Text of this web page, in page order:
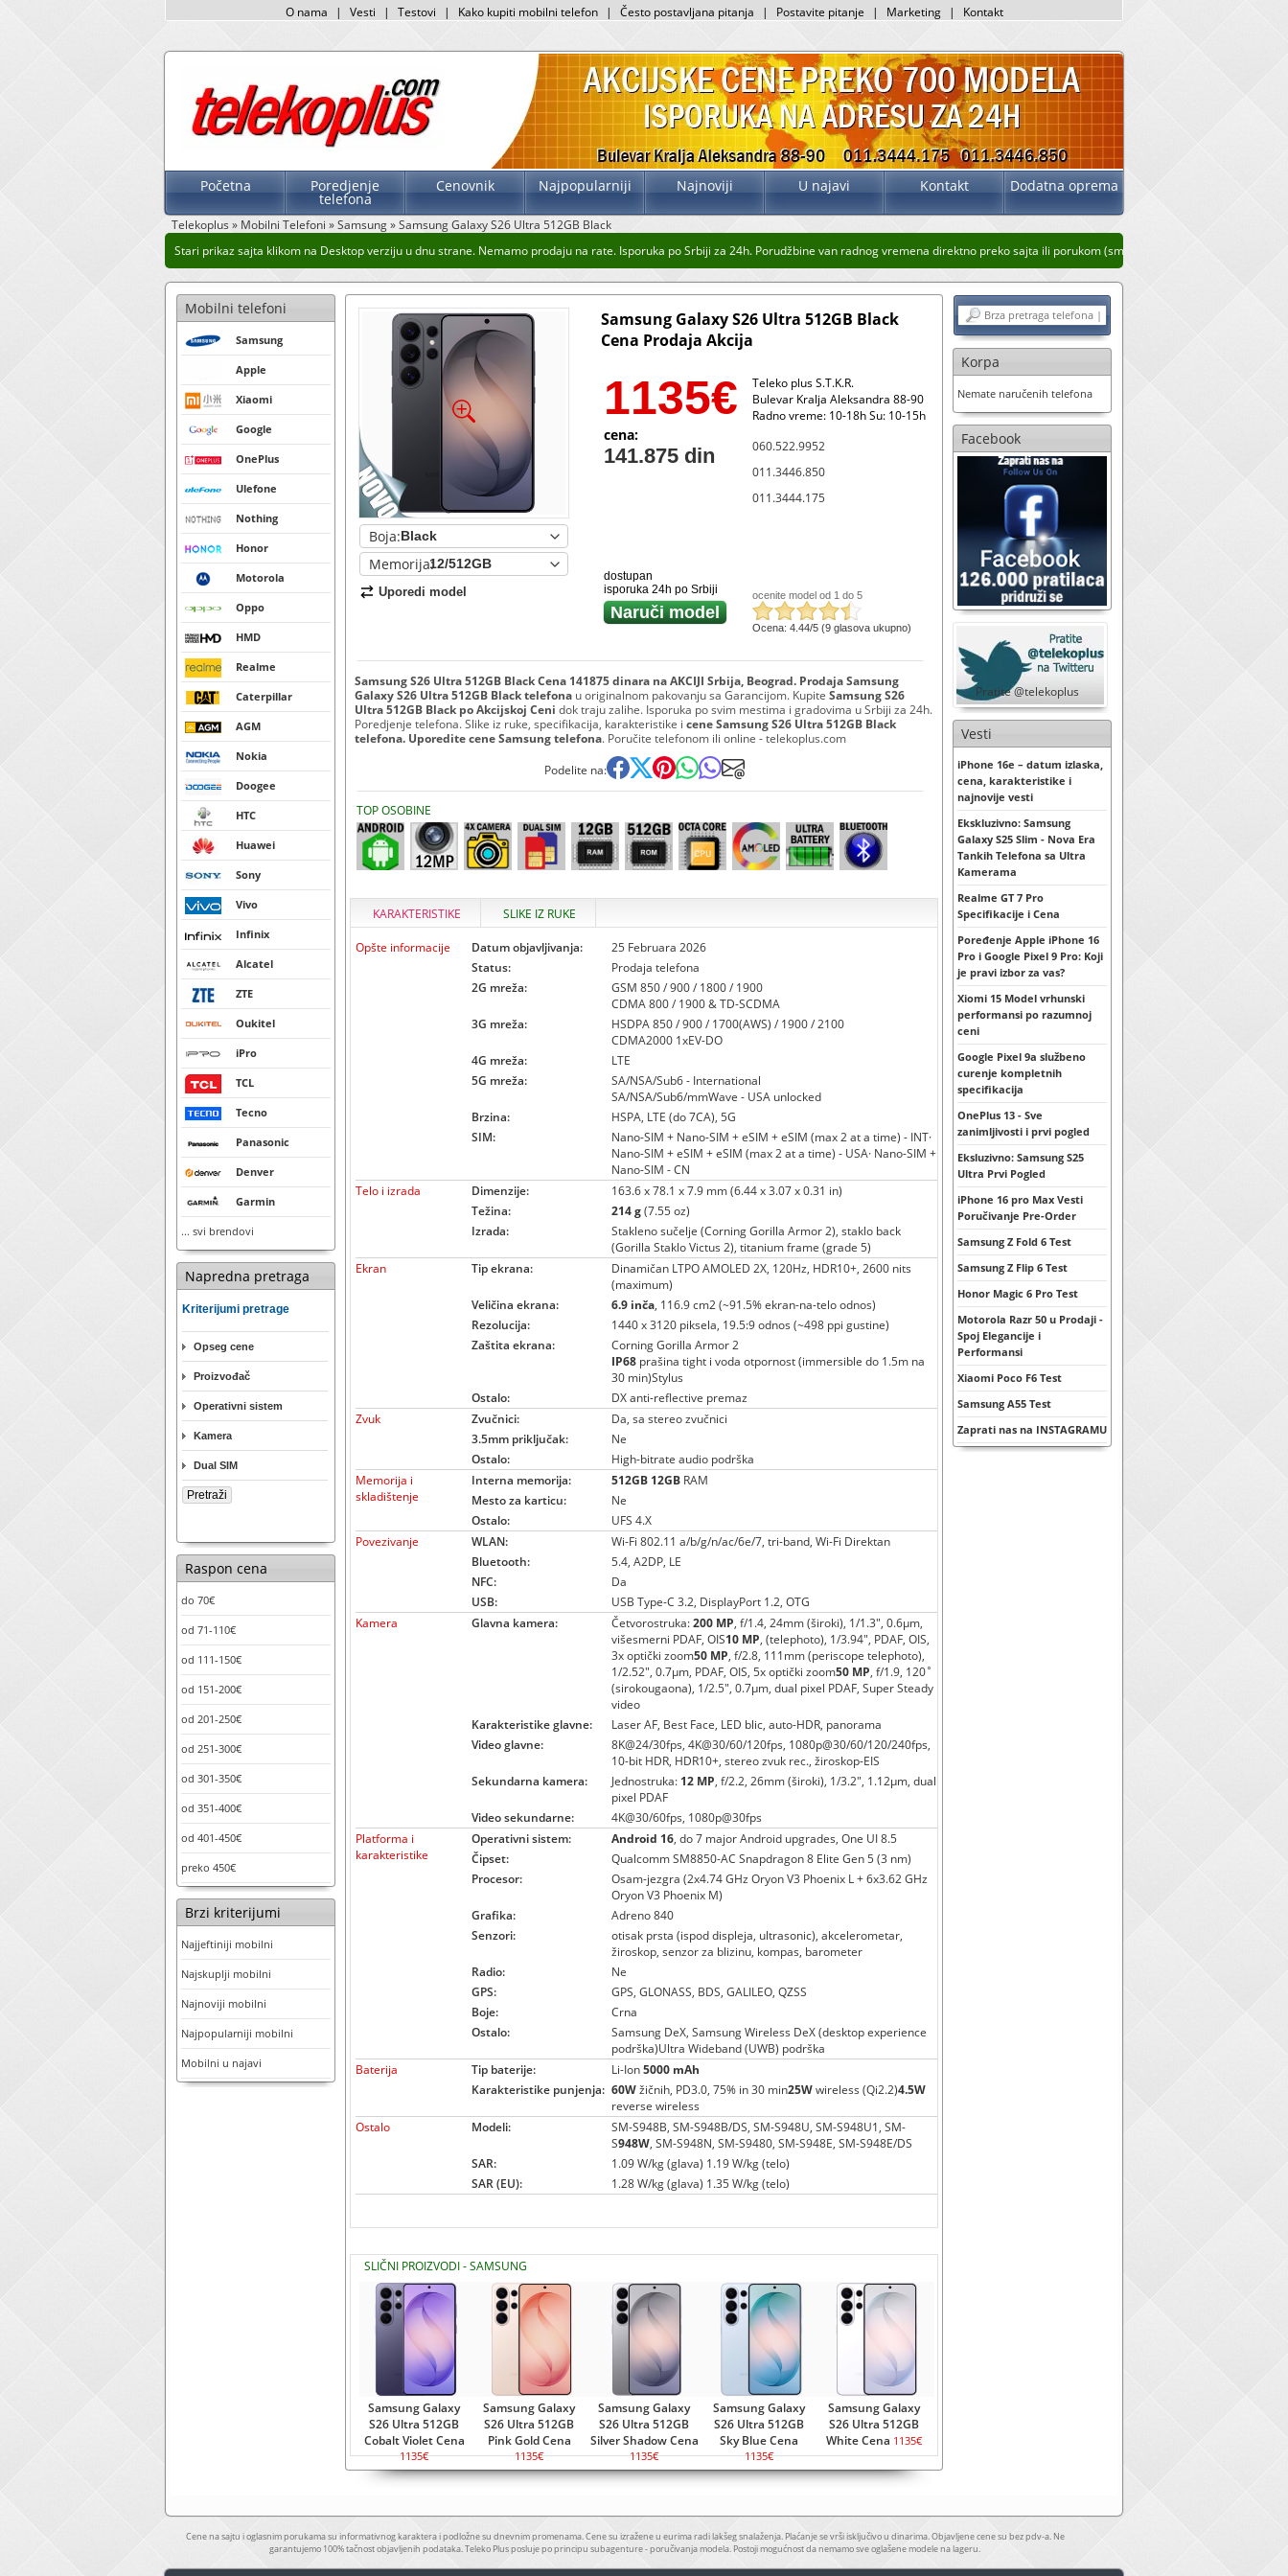
O nama | Vesti | Testovi | Kako kupiti mobilni telefon | Često postavljana pitanja | Postavite pitanje | Marketing | Kontakt
Početna Poredjenje
telefona
Cenovnik Najpopularniji Najnoviji U najavi Kontakt Dodatna oprema
Telekoplus» Mobilni Telefoni »Samsung»Samsung Galaxy S26 Ultra 512GB Black
Stari prikaz sajta klikom na Desktop verziju u dnu strane. Nemamo prodaju na rate. Isporuka po Srbiji za 24h. Porudžbine van radnog vremena direktno preko sajta ili porukom (sms, whatsup, viber)
Mobilni telefoni
Samsung
Apple
Xiaomi
Google
OnePlus
Ulefone
Nothing
Honor
Motorola
Oppo
HMD
Realme
Caterpillar
AGM
Nokia
Doogee
HTC
Huawei
Sony
Vivo
Infinix
Alcatel
ZTE
Oukitel
iPro
TCL
Tecno
Panasonic
Denver
Garmin
... svi brendovi
Napredna pretraga
Kriterijumi pretrage
Opseg cene
Proizvođač
Operativni sistem
Kamera
Dual SIM
Raspon cena
do 70€
od 71-110€
od 111-150€
od 151-200€
od 201-250€
od 251-300€
od 301-350€
od 351-400€
od 401-450€
preko 450€
Brzi kriterijumi
Najjeftiniji mobilni
Najskuplji mobilni
Najnoviji mobilni
Najpopularniji mobilni
Mobilni u najavi
Boja:
Memorija:
Uporedi model
Samsung Galaxy S26 Ultra 512GB Black
Cena Prodaja Akcija
1135€
cena:
141.875 din
dostupan
isporuka 24h po Srbiji
Naruči model
Teleko plus S.T.K.R.
Bulevar Kralja Aleksandra 88-90
Radno vreme: 10-18h Su: 10-15h
060.522.9952
011.3446.850
011.3444.175
ocenite model od 1 do 5
Ocena: 4.44/5 (9 glasova ukupno)
Samsung S26 Ultra 512GB Black Cena 141875 dinara na AKCIJI Srbija, Beograd. Prodaja Samsung
Galaxy S26 Ultra 512GB Black telefona u originalnom pakovanju sa Garancijom. Kupite Samsung S26
Ultra 512GB Black po Akcijskoj Ceni dok traju zalihe. Isporuka po svim mestima i gradovima u Srbiji za 24h.
Poredjenje telefona. Slike iz ruke, specifikacija, karakteristike i cene Samsung S26 Ultra 512GB Black
telefona. Uporedite cene Samsung telefona. Poručite telefonom ili online - telekoplus.com
Podelite na:
TOP OSOBINE
KARAKTERISTIKE SLIKE IZ RUKE
Opšte informacije Datum objavljivanja:
25 Februara 2026
Status:
Prodaja telefona
2G mreža:
GSM 850 / 900 / 1800 / 1900
CDMA 800 / 1900 & TD-SCDMA
3G mreža:
HSDPA 850 / 900 / 1700(AWS) / 1900 / 2100
CDMA2000 1xEV-DO
4G mreža:
LTE
5G mreža:
SA/NSA/Sub6 - International
SA/NSA/Sub6/mmWave - USA unlocked
Brzina:
HSPA, LTE (do 7CA), 5G
SIM:
Nano-SIM + Nano-SIM + eSIM + eSIM (max 2 at a time) - INT·
Nano-SIM + eSIM + eSIM (max 2 at a time) - USA· Nano-SIM +
Nano-SIM - CN
Telo i izrada
Dimenzije:
163.6 x 78.1 x 7.9 mm (6.44 x 3.07 x 0.31 in)
Težina:
214 g(7.55 oz)
Izrada:
Stakleno sučelje (Corning Gorilla Armor 2), staklo back
(Gorilla Staklo Victus 2), titanium frame (grade 5)
Ekran
Tip ekrana:
Dinamičan LTPO AMOLED 2X, 120Hz, HDR10+, 2600 nits
(maximum)
Veličina ekrana:
6.9 inča, 116.9 cm2 (~91.5% ekran-na-telo odnos)
Rezolucija:
1440 x 3120 piksela, 19.5:9 odnos (~498 ppi gustine)
Zaštita ekrana:
Corning Gorilla Armor 2
IP68 prašina tight i voda otpornost (immersible do 1.5m na
30 min)Stylus
Ostalo:
DX anti-reflective premaz
Zvuk
Zvučnici:
Da, sa stereo zvučnici
3.5mm priključak:
Ne
Ostalo:
High-bitrate audio podrška
Memorija i
skladištenje
Interna memorija: 512GB 12GB RAM
Mesto za karticu:
Ne
Ostalo:
UFS 4.X
Povezivanje
WLAN:
Wi-Fi 802.11 a/b/g/n/ac/6e/7, tri-band, Wi-Fi Direktan
Bluetooth:
5.4, A2DP, LE
NFC:
Da
USB:
USB Type-C 3.2, DisplayPort 1.2, OTG
Kamera
Glavna kamera: Četvorostruka:200 MP, f/1.4, 24mm (široki), 1/1.3", 0.6µm,
višesmerni PDAF, OIS10 MP, (telephoto), 1/3.94", PDAF, OIS,
3x optički zoom50 MP, f/2.8, 111mm (periscope telephoto),
1/2.52", 0.7µm, PDAF, OIS, 5x optički zoom50 MP, f/1.9, 120˚
(sirokougaona), 1/2.5", 0.7µm, dual pixel PDAF, Super Steady
video
Karakteristike glavne:
Laser AF, Best Face, LED blic, auto-HDR, panorama
Video glavne:
8K@24/30fps, 4K@30/60/120fps, 1080p@30/60/120/240fps,
10-bit HDR, HDR10+, stereo zvuk rec., žiroskop-EIS
Sekundarna kamera:
Jednostruka: 12 MP, f/2.2, 26mm (široki), 1/3.2", 1.12µm, dual
pixel PDAF
Video sekundarne:
4K@30/60fps, 1080p@30fps
Platforma i
karakteristike
Operativni sistem: Android 16, do 7 major Android upgrades, One UI 8.5
Čipset:
Qualcomm SM8850-AC Snapdragon 8 Elite Gen 5 (3 nm)
Procesor:
Osam-jezgra (2x4.74 GHz Oryon V3 Phoenix L + 6x3.62 GHz
Oryon V3 Phoenix M)
Grafika:
Adreno 840
Senzori:
otisak prsta (ispod displeja, ultrasonic), akcelerometar,
žiroskop, senzor za blizinu, kompas, barometer
Radio:
Ne
GPS:
GPS, GLONASS, BDS, GALILEO, QZSS
Boje:
Crna
Ostalo:
Samsung DeX, Samsung Wireless DeX (desktop experience
podrška)Ultra Wideband (UWB) podrška
Baterija
Tip baterije: Li-Ion5000 mAh
Karakteristike punjenja: 60Wžičnih, PD3.0, 75% in 30 min25Wwireless (Qi2.2)4.5W
reverse wireless
Ostalo
Modeli:
SM-S948B, SM-S948B/DS, SM-S948U, SM-S948U1, SM-
S948W, SM-S948N, SM-S9480, SM-S948E, SM-S948E/DS
SAR:
1.09 W/kg (glava) 1.19 W/kg (telo)
SAR (EU):
1.28 W/kg (glava) 1.35 W/kg (telo)
SLIČNI PROIZVODI - SAMSUNG
Samsung Galaxy
S26 Ultra 512GB
Cobalt Violet Cena
1135€
Samsung Galaxy
S26 Ultra 512GB
Pink Gold Cena
1135€
Samsung Galaxy
S26 Ultra 512GB
Silver Shadow Cena
1135€
Samsung Galaxy
S26 Ultra 512GB
Sky Blue Cena
1135€
Samsung Galaxy
S26 Ultra 512GB
White Cena 1135€
Korpa
Nemate naručenih telefona
Facebook
Pratite @telekoplus
Vesti
iPhone 16e – datum izlaska,
cena, karakteristike i
najnovije vesti
Ekskluzivno: Samsung
Galaxy S25 Slim - Nova Era
Tankih Telefona sa Ultra
Kamerama
Realme GT 7 Pro
Specifikacije i Cena
Poređenje Apple iPhone 16
Pro i Google Pixel 9 Pro: Koji
je pravi izbor za vas?
Xiomi 15 Model vrhunski
performansi po razumnoj
ceni
Google Pixel 9a službeno
curenje kompletnih
specifikacija
OnePlus 13 - Sve
zanimljivosti i prvi pogled
Eksluzivno: Samsung S25
Ultra Prvi Pogled
iPhone 16 pro Max Vesti
Poručivanje Pre-Order
Samsung Z Fold 6 Test
Samsung Z Flip 6 Test
Honor Magic 6 Pro Test
Motorola Razr 50 u Prodaji -
Spoj Elegancije i
Performansi
Xiaomi Poco F6 Test
Samsung A55 Test
Zaprati nas na INSTAGRAMU
Cene na sajtu i oglasnim porukama su informativnog karaktera i podložne su dnevnim promenama. Cene su izražene u eurima radi lakšeg snalaženja. Plaćanje se vrši isključivo u dinarima. Objavljene cene su bez pdv-a. Ne
garantujemo 100% tačnost objavljenih podataka. Teleko Plus posluje po principu subagenture - poručivanja modela. Postoji mogućnost da nemamo sve oglašene modele na lageru.